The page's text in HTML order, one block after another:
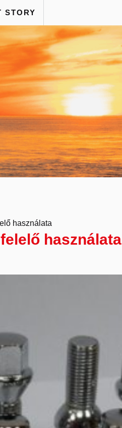
STORY
használata
használata